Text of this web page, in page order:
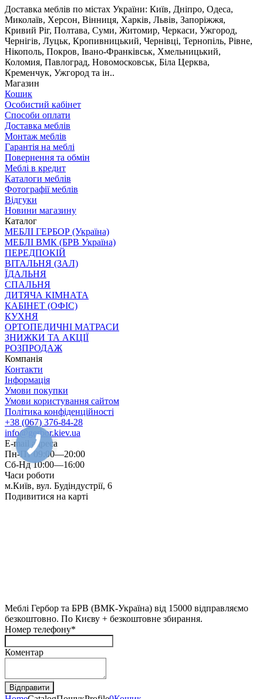
Доставка меблів по містах України: Київ, Дніпро, Одеса,
Миколаїв, Херсон, Вінниця, Харків, Львів, Запоріжжя,
Кривий Ріг, Полтава, Суми, Житомир, Черкаси, Ужгород,
Чернігів, Луцьк, Кропивницький, Чернівці, Тернопіль, Рівне,
Нікополь, Покров, Івано-Франківськ, Хмельницький,
Коломия, Павлоград, Новомосковськ, Біла Церква,
Кременчук, Ужгород та ін..
Магазин
Кошик
Особистий кабінет
Способи оплати
Доставка меблів
Монтаж меблів
Гарантія на меблі
Повернення та обмін
Меблі в кредит
Каталоги меблів
Фотографії меблів
Відгуки
Новини магазину
Каталог
МЕБЛІ ГЕРБОР (Україна)
МЕБЛІ ВМК (БРВ Україна)
ПЕРЕДПОКІЙ
ВІТАЛЬНЯ (ЗАЛ)
ЇДАЛЬНЯ
СПАЛЬНЯ
ДИТЯЧА КІМНАТА
КАБІНЕТ (ОФІС)
КУХНЯ
ОРТОПЕДИЧНІ МАТРАСИ
ЗНИЖКИ ТА АКЦІЇ
РОЗПРОДАЖ
Компанія
Контакти
Інформація
Умови покупки
Умови користування сайтом
Політика конфіденційності
+38 (067) 376-84-28
info@gerbor.kiev.ua
E-mail адреса
Пн-Пт 09:00—20:00
Сб-Нд 10:00—16:00
Часи роботи
м.Київ, вул. Будіндустрії, 6
Подивитися на карті
Меблі Гербор та БРВ (ВМК-Україна) від 15000 відправляємо
безкоштовно. По Києву + безкоштовне збирання.
Номер телефону*
Коментар